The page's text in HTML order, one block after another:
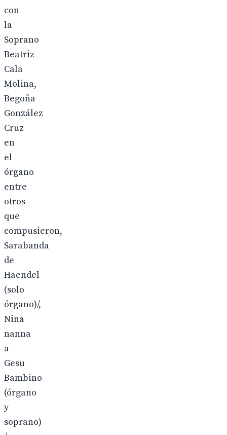
con
la
Soprano
Beatriz
Cala
Molina,
Begoña
González
Cruz
en
el
órgano
entre
otros
que
compusieron,
Sarabanda
de
Haendel
(solo
órgano)/,
Nina
nanna
a
Gesu
Bambino
(órgano
y
soprano)